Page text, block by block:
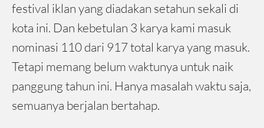
festival iklan yang diadakan setahun sekali di
kota ini. Dan kebetulan 3 karya kami masuk
nominasi 110 dari 917 total karya yang masuk.
Tetapi memang belum waktunya untuk naik
panggung tahun ini. Hanya masalah waktu saja,
semuanya berjalan bertahap.